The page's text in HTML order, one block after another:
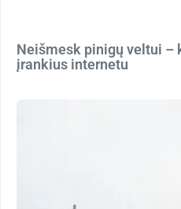
Neišmesk pinigų veltui –
įrankius internetu